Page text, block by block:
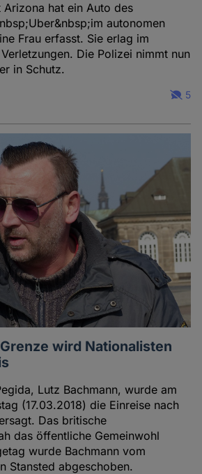
Arizona hat ein Auto des
autonomen
Frau erfasst. Sie erlag im
Die Polizei nimmt nun
in Schutz.
5
wird Nationalisten
Lutz Bachmann, wurde am
(17.03.2018) die Einreise nach
Das britische
das öffentliche Gemeinwohl
wurde Bachmann vom
Stansted abgeschoben.